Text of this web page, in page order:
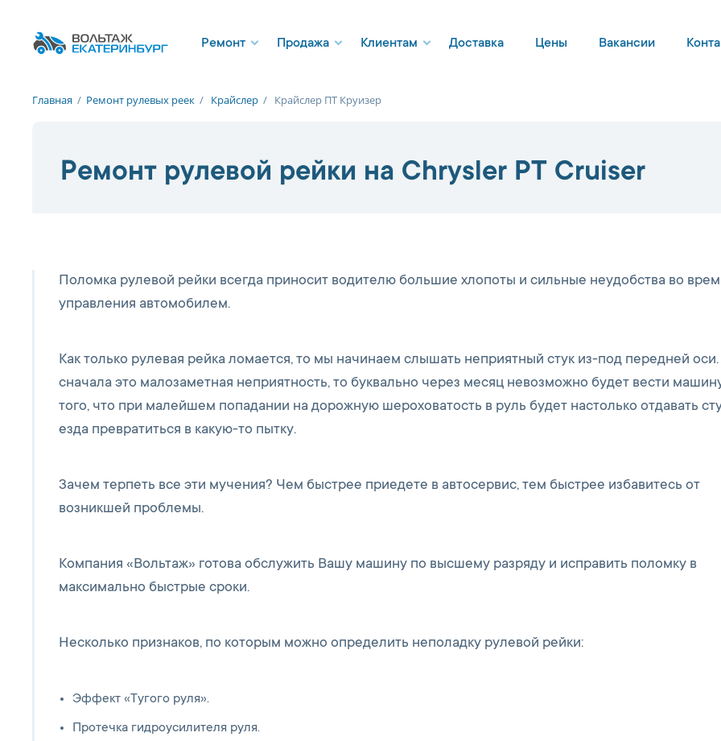
Ремонт Продажа Клиентам Доставка Цены Вакансии
Главная / Ремонт рулевых реек / Крайслер / Крайслер ПТ Круизер
Ремонт рулевой рейки на Chrysler PT Cruiser
Поломка рулевой рейки всегда приносит водителю большие хлопоты и сильные неудобства во
управления автомобилем.
Как только рулевая рейка ломается, то мы начинаем слышать неприятный стук из-под передней
сначала это малозаметная неприятность, то буквально через месяц невозможно будет вести
того, что при малейшем попадании на дорожную шероховатость в руль будет настолько отдавать
езда превратиться в какую-то пытку.
Зачем терпеть все эти мучения? Чем быстрее приедете в автосервис, тем быстрее избавитесь от
возникшей проблемы.
Компания «Вольтаж» готова обслужить Вашу машину по высшему разряду и исправить поломку в
максимально быстрые сроки.
Несколько признаков, по которым можно определить неполадку рулевой рейки:
Эффект «Тугого руля».
Протечка гидроусилителя руля.